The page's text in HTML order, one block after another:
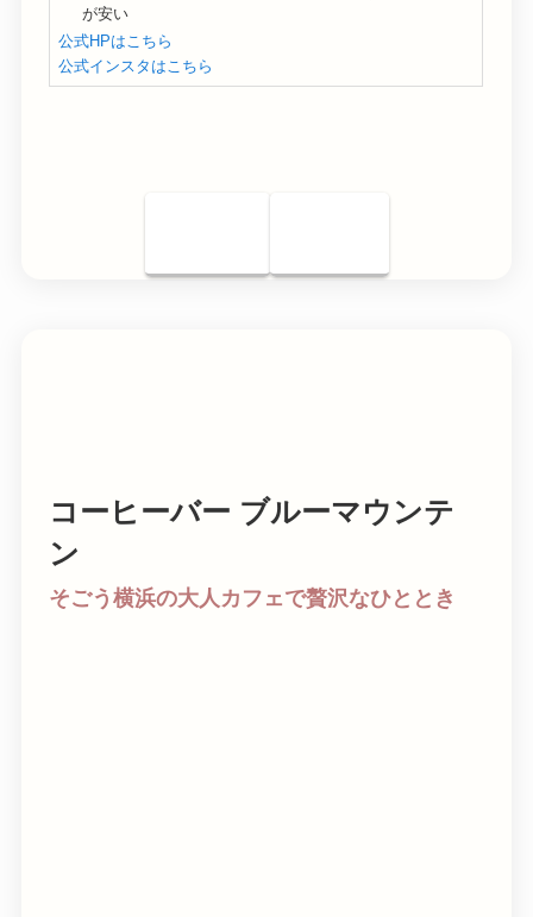
が安い
公式HPはこちら
公式インスタはこちら
コーヒーバー ブルーマウンテ
ン
そごう横浜の大人カフェで贅沢なひととき